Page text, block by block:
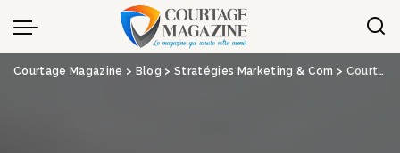
Panneau de gestion des cookies
Courtage Magazine > Blog > Stratégies Marketing & Com > Courtage : mouvement chez Aon Reinsurance Solutions